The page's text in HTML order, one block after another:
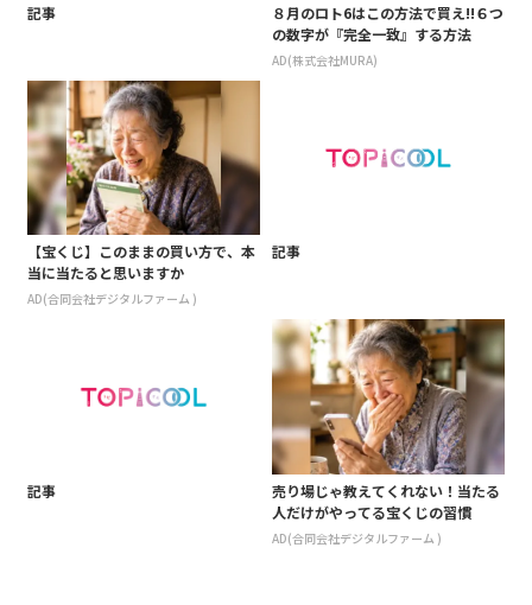
記事
８月のロト6はこの方法で買え!!６つ
の数字が『完全一致』する方法
AD(株式会社MURA)
【宝くじ】このままの買い方で、本
当に当たると思いますか
AD(合同会社デジタルファーム )
記事
記事
売り場じゃ教えてくれない！当たる
人だけがやってる宝くじの習慣
AD(合同会社デジタルファーム )